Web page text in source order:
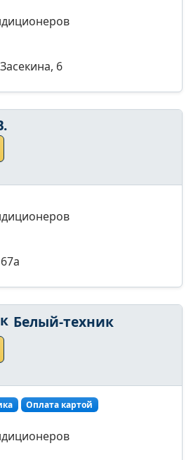
6
Белый-техник
Оплата картой